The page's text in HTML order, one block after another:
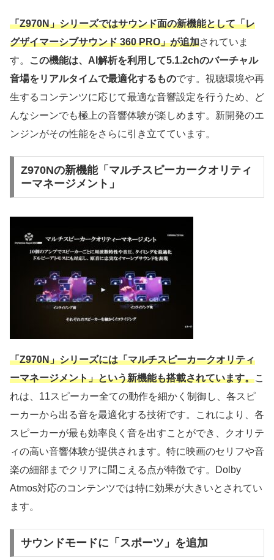
「Z970N」シリーズではサウンド面の新機能として「レ
グザイマーシブサウンド 360 PRO」が追加されていま
す。
この機能は、AI解析を利用して5.1.2chのバーチャル
音場をリアルタイムで最適化するものです。視聴環境や再
生するコンテンツに応じて最適な音響設定を行うため、ど
んなシーンでも極上の音響体験が楽しめます。新開発のエ
ンジンがその性能をさらに引き立てています。
Z970Nの新機能「マルチスピーカークオリティ
ーマネージメント」
「Z970N」シリーズには「マルチスピーカークオリティ
ーマネージメント」という新機能も搭載されています。こ
れは、11スピーカー全ての動作を細かく制御し、各スピ
ーカーから出る音を最適化する技術です。これにより、各
スピーカーが最も効率良く音を出すことができ、クオリテ
ィの高い音響体験が提供されます。特に映画のセリフや音
楽の細部までクリアに聞こえる点が特徴です。Dolby
Atmos対応のコンテンツでは特に効果が大きいとされてい
ます。
サウンドモードに「スポーツ」を追加